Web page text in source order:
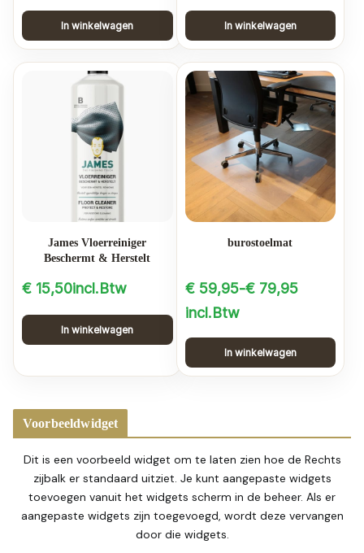
In winkelwagen In winkelwagen
James Vloerreiniger
Beschermt & Herstelt
€ 15,50incl.Btw
In winkelwagen
burostoelmat
€59,95-€79,95
Prijsklasse:
€ 59,95
tot
incl.Btw
In winkelwagen
Dit
meerdere
variaties.
Deze
optie
kan
Voorbeeldwidget
Dit is een voorbeeld widget om te laten zien hoe de Rechts
zijbalk er standaard uitziet. Je kunt aangepaste widgets
toevoegen vanuit het widgets scherm in de beheer. Als er
aangepaste widgets zijn toegevoegd, wordt deze vervangen
door die widgets.